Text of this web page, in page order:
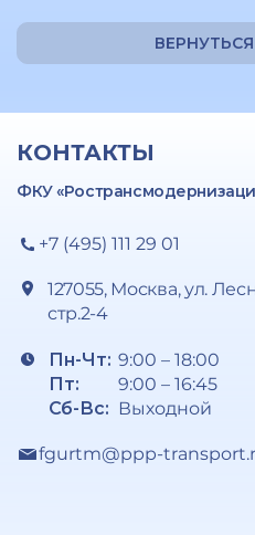
КОНТАКТЫ
ФКУ
+7 (495) 111 29 01
127055, Москва, ул.
стр.2-4
Пн-Чт:
Пт:
Сб-Вс:
9:00 – 18:00
9:00 – 16:45
Выходной
fgurtm@ppp-